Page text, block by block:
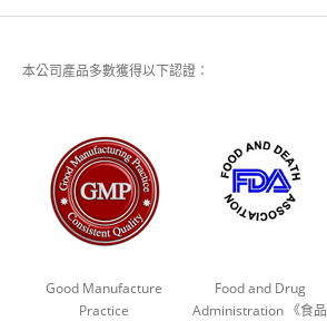
本公司產品多數獲得以下認證：
Good Manufacture
Practice
Food and Drug
Administration 《食品